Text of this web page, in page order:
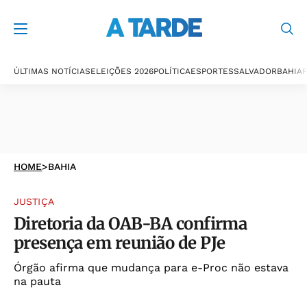
ÚLTIMAS NOTÍCIASELEIÇÕES 2026POLÍTICAESPORTESSALVADORBAHIA
HOME>BAHIA
JUSTIÇA
Diretoria da OAB-BA confirma
presença em reunião de PJe
Órgão afirma que mudança para e-Proc não estava
na pauta